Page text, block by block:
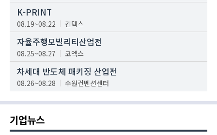
K-PRINT
08.19~08.22 킨텍스
자율주행모빌리티산업전
08.25~08.27 코엑스
차세대 반도체 패키징 산업전
08.26~08.28 수원컨벤션센터
기업뉴스